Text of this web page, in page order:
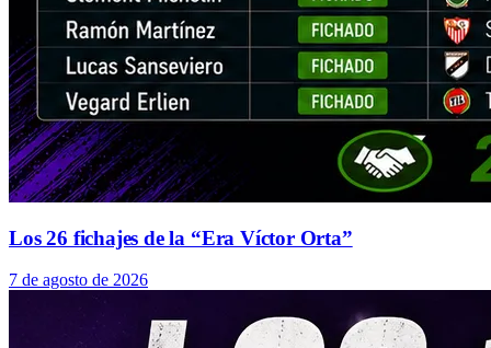
Los 26 fichajes de la “Era Víctor Orta”
7 de agosto de 2026